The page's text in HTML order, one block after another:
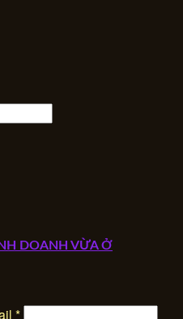
DOANH VỪA Ở
*